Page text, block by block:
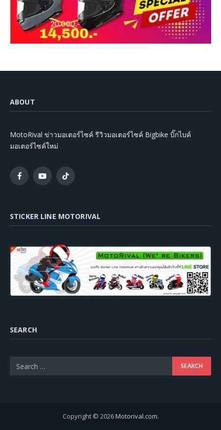
ABOUT
MotoRival ข่าวมอเตอร์ไซค์ รีวิวมอเตอร์ไซค์ Bigbike บิ๊กไบค์
มอเตอร์ไซค์ใหม่
FacebookYouTubeTikTok
STICKER LINE MOTORIVAL
SEARCH
Copyright © 2026Motorival.com.